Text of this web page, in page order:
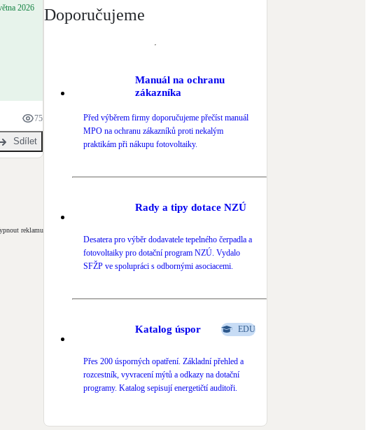
Zelená střecha
Vegetační střechy
2026
75
Sdílet
reklamu
Doporučujeme
Manuál na ochranu
zákazníka
Před výběrem firmy doporučujeme přečíst manuál
MPO na ochranu zákazníků proti nekalým
praktikám při nákupu fotovoltaiky.
Rady a tipy dotace NZÚ
Desatera pro výběr dodavatele tepelného čerpadla a
fotovoltaiky pro dotační program NZÚ. Vydalo
SFŽP ve spolupráci s odbornými asociacemi.
Katalog úspor EDU
Přes 200 úsporných opatření. Základní přehled a
rozcestník, vyvracení mýtů a odkazy na dotační
programy. Katalog sepisují energetičtí auditoři.